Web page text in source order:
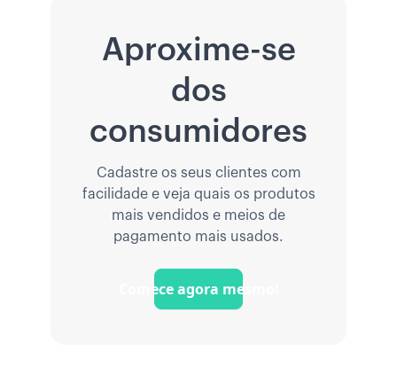
Aproxime-se
dos
consumidores
Cadastre os seus clientes com
facilidade e veja quais os produtos
mais vendidos e meios de
pagamento mais usados.
Comece agora mesmo!